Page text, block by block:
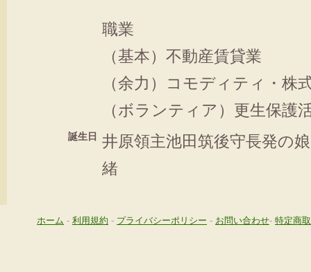
職業
（基本）不動産賃貸業
（余力）コモディティ・株
（ボランティア）更生保護
誕生日
井原領主池田筑後守長発の
緒
ホーム - 利用規約 - プライバシーポリシー - お問い合わせ- 特定商